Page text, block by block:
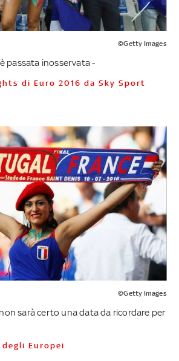
©Getty Images
passata inosservata -
di Euro 2016 da Sky Sport
©Getty Images
sarà certo una data da ricordare per
degli Europei